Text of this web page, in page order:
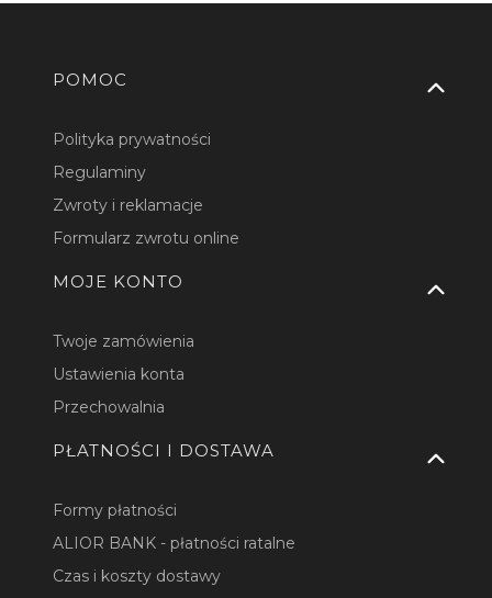
Linki w stopce
POMOC
Polityka prywatności
Regulaminy
Zwroty i reklamacje
Formularz zwrotu online
MOJE KONTO
Twoje zamówienia
Ustawienia konta
Przechowalnia
PŁATNOŚCI I DOSTAWA
Formy płatności
ALIOR BANK - płatności ratalne
Czas i koszty dostawy